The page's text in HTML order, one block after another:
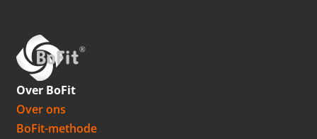
Over BoFit
Over ons
BoFit-methode